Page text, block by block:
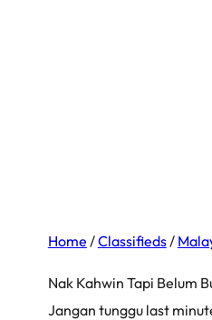
Home /Classifieds/
Nak Kahwin Tapi Belum
Jangan tunggu last